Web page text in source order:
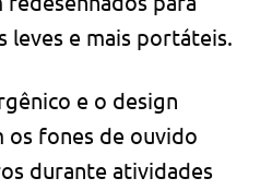
leves e mais portáteis.
e o design
os fones de ouvido
durante atividades